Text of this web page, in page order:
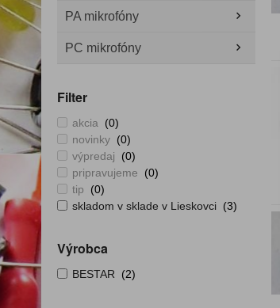
PA mikrofóny
PC mikrofóny
Filter
akcia
(0)
novinky (0)
výpredaj
(0)
pripravujeme
(0)
tip
(0)
skladom v sklade v Lieskovci (3)
Výrobca
BESTAR (2)